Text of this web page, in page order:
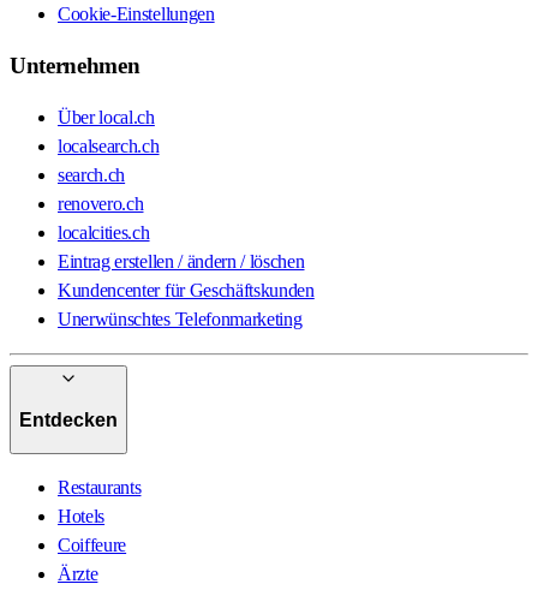
Cookie-Einstellungen
Unternehmen
Über local.ch
localsearch.ch
search.ch
renovero.ch
localcities.ch
Eintrag erstellen / ändern / löschen
Kundencenter für Geschäftskunden
Unerwünschtes Telefonmarketing
Entdecken
Restaurants
Hotels
Coiffeure
Ärzte